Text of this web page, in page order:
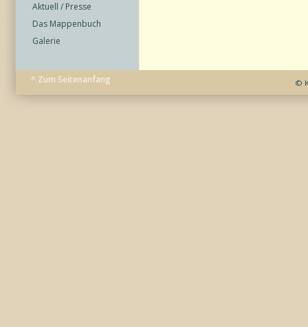
Aktuell / Presse
Das Mappenbuch
Galerie
^ Zum Seitenanfang ©